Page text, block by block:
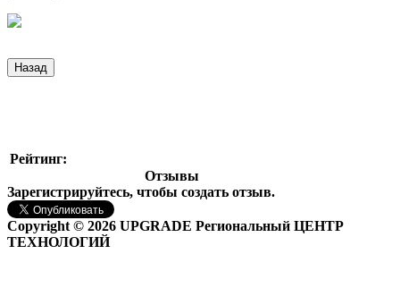
Рейтинг:
Отзывы
Зарегистрируйтесь, чтобы создать отзыв.
Copyright © 2026 UPGRADE Региональный ЦЕНТР
ТЕХНОЛОГИЙ